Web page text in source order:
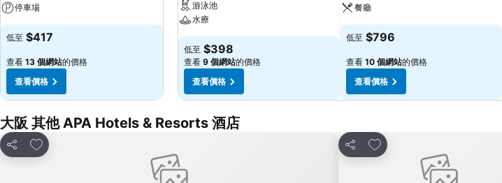
停車場
低至 $417
查看 13 個網站的價格
查看價格
游泳池
水療
低至 $398
查看 9 個網站的價格
查看價格
餐廳
低至 $796
查看 10 個網站的價格
查看價格
大阪 其他 APA Hotels & Resorts 酒店
分享
放到收藏夾
分享
放到收藏夾